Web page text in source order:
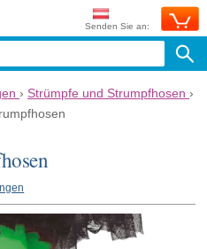
Senden Sie an:
› Strümpfe und Strumpfhosen ›